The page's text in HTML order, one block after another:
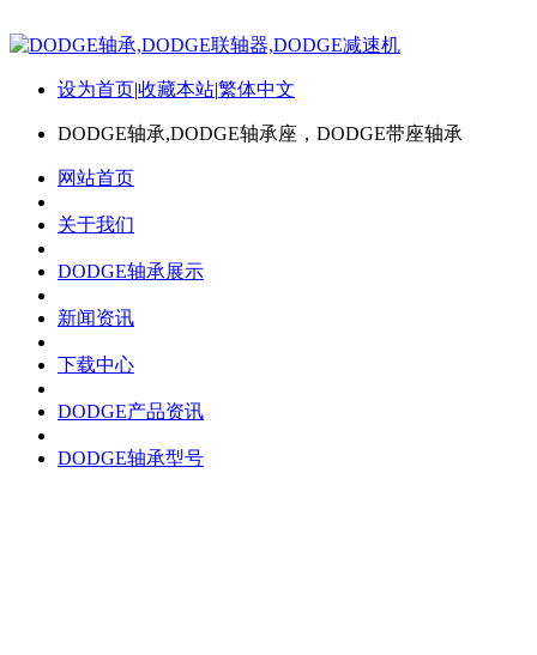
设为首页|收藏本站|繁体中文
DODGE轴承,DODGE轴承座，DODGE带座轴承
网站首页
关于我们
DODGE轴承展示
新闻资讯
下载中心
DODGE产品资讯
DODGE轴承型号